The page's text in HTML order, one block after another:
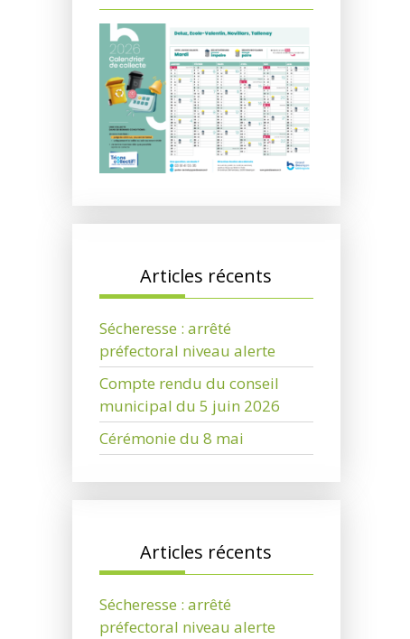
Articles récents
Sécheresse : arrêté
préfectoral niveau alerte
Compte rendu du conseil
municipal du 5 juin 2026
Cérémonie du 8 mai
Articles récents
Sécheresse : arrêté
préfectoral niveau alerte